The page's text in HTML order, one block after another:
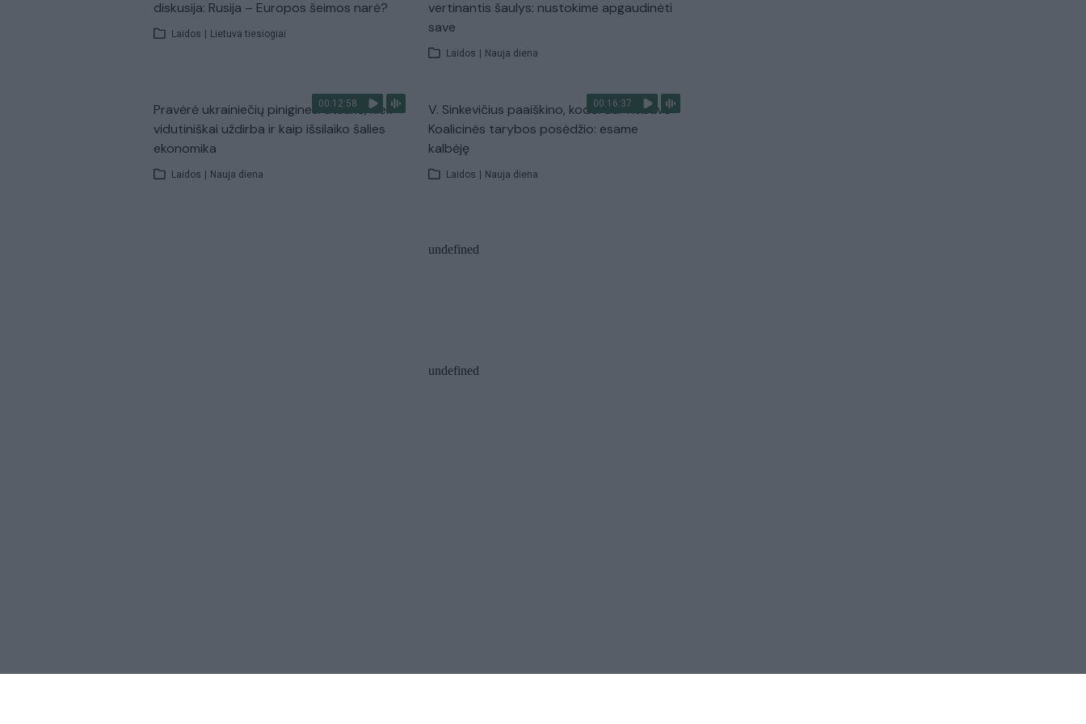
diskusija: Rusija – Europos šeimos narė?
Laidos | Lietuva tiesiogiai
vertinantis šaulys: nustokime apgaudinėti
save
Laidos | Nauja diena
00:12:58
Pravėrė ukrainiečių pinigines: atsakė, kiek
vidutiniškai uždirba ir kaip išsilaiko šalies
ekonomika
Laidos | Nauja diena
00:16:37
V. Sinkevičius paaiškino, kodėl dar nebuvo
Koalicinės tarybos posėdžio: esame
kalbėję
Laidos | Nauja diena